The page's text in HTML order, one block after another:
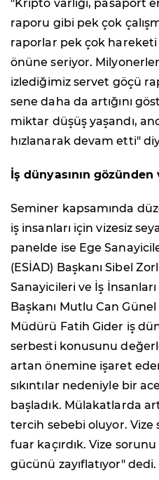
"Kripto varlığı, pasaport
raporu gibi pek çok
raporlar pek çok
önüne seriyor.
izlediğimiz servet göçü
sene daha da artığını
miktar düşüş yaşandı,
hızlanarak devam etti"
İş dünyasının
Seminer kapsamında
iş insanları için vizesiz
panelde ise Ege
(ESİAD) Başkanı Sibel
Sanayicileri ve İş
Başkanı Mutlu Can
Müdürü Fatih Gider iş
serbesti konusunu
artan önemine işaret
sıkıntılar nedeniyle bir
başladık. Mülakatlarda
tercih sebebi oluyor. Vize
fuar kaçırdık. Vize
gücünü zayıflatıyor" dedi.